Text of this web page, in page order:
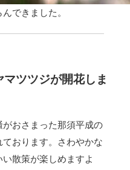
できました。
マツツジが開花しま
おさまった那須平成の
おります。さわやかな
散策が楽しめますよ